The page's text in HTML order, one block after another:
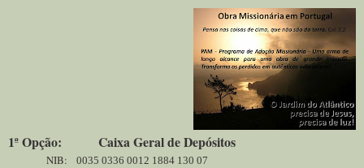
1ª Opção: Caixa Geral de Depósitos
NIB: 0035 0336 0012 1884 130 07